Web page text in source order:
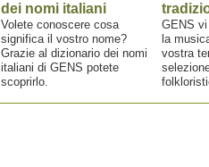
dei nomi italiani
Volete conoscere cosa
significa il vostro nome?
Grazie al dizionario dei nomi
italiani di GENS potete
scoprirlo.
GENS
la
vostra